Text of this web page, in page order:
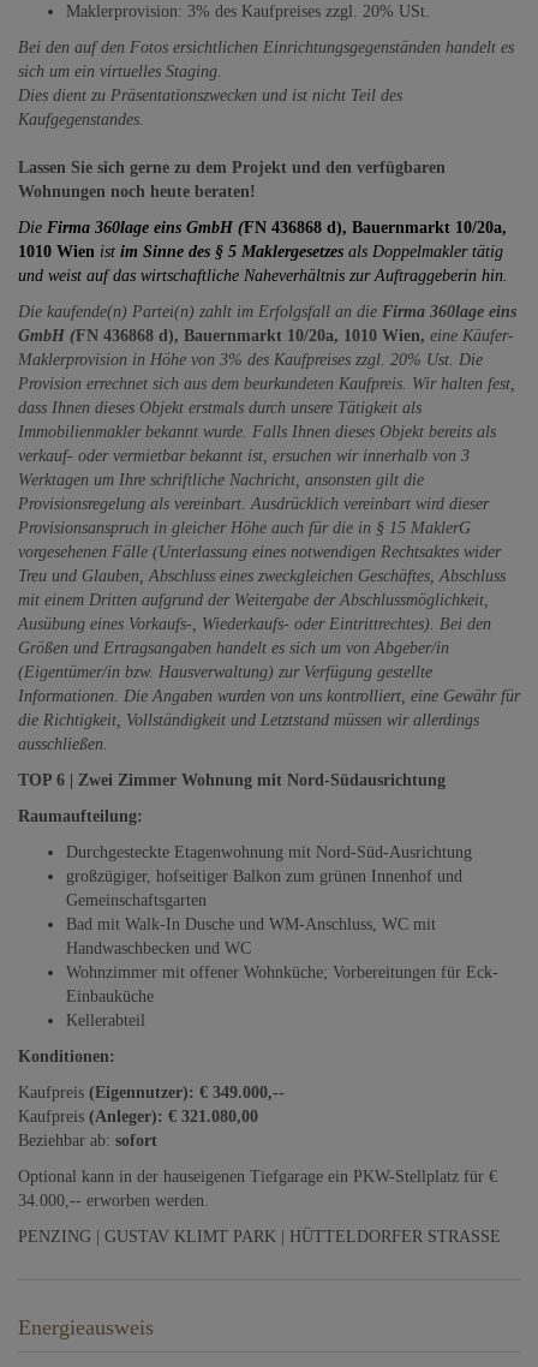
Maklerprovision: 3% des Kaufpreises zzgl. 20% USt.
Bei den auf den Fotos ersichtlichen Einrichtungsgegenständen handelt es
sich um ein virtuelles Staging.
Dies dient zu Präsentationszwecken und ist nicht Teil des
Kaufgegenstandes.
Lassen Sie sich gerne zu dem Projekt und den verfügbaren
Wohnungen noch heute beraten!
Die Firma 360lage eins GmbH (FN 436868 d), Bauernmarkt 10/20a,
1010 Wien ist im Sinne des § 5 Maklergesetzes als Doppelmakler tätig
und weist auf das wirtschaftliche Naheverhältnis zur Auftraggeberin hin.
Die kaufende(n) Partei(n) zahlt im Erfolgsfall an die Firma 360lage eins
GmbH (FN 436868 d), Bauernmarkt 10/20a, 1010 Wien, eine Käufer-
Maklerprovision in Höhe von 3% des Kaufpreises zzgl. 20% Ust. Die
Provision errechnet sich aus dem beurkundeten Kaufpreis. Wir halten fest,
dass Ihnen dieses Objekt erstmals durch unsere Tätigkeit als
Immobilienmakler bekannt wurde. Falls Ihnen dieses Objekt bereits als
verkauf- oder vermietbar bekannt ist, ersuchen wir innerhalb von 3
Werktagen um Ihre schriftliche Nachricht, ansonsten gilt die
Provisionsregelung als vereinbart. Ausdrücklich vereinbart wird dieser
Provisionsanspruch in gleicher Höhe auch für die in § 15 MaklerG
vorgesehenen Fälle (Unterlassung eines notwendigen Rechtsaktes wider
Treu und Glauben, Abschluss eines zweckgleichen Geschäftes, Abschluss
mit einem Dritten aufgrund der Weitergabe der Abschlussmöglichkeit,
Ausübung eines Vorkaufs-, Wiederkaufs- oder Eintrittrechtes). Bei den
Größen und Ertragsangaben handelt es sich um von Abgeber/in
(Eigentümer/in bzw. Hausverwaltung) zur Verfügung gestellte
Informationen. Die Angaben wurden von uns kontrolliert, eine Gewähr für
die Richtigkeit, Vollständigkeit und Letztstand müssen wir allerdings
ausschließen.
TOP 6 | Zwei Zimmer Wohnung mit Nord-Südausrichtung
Raumaufteilung:
Durchgesteckte Etagenwohnung mit Nord-Süd-Ausrichtung
großzügiger, hofseitiger Balkon zum grünen Innenhof und
Gemeinschaftsgarten
Bad mit Walk-In Dusche und WM-Anschluss, WC mit
Handwaschbecken und WC
Wohnzimmer mit offener Wohnküche; Vorbereitungen für Eck-
Einbauküche
Kellerabteil
Konditionen:
Kaufpreis (Eigennutzer): € 349.000,--
Kaufpreis (Anleger): € 321.080,00
Beziehbar ab: sofort
Optional kann in der hauseigenen Tiefgarage ein PKW-Stellplatz für €
34.000,-- erworben werden.
PENZING | GUSTAV KLIMT PARK | HÜTTELDORFER STRASSE
Energieausweis